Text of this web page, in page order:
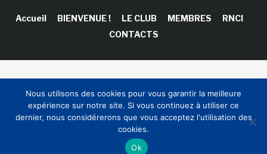
Accueil BIENVENUE ! LE CLUB MEMBRES
RNCI
CONTACTS
Sinapses Conseils
Nous utilisons des cookies pour vous garantir la meilleure
expérience sur notre site. Si vous continuez à utiliser ce
dernier, nous considérerons que vous acceptez l'utilisation des
cookies.
Ok